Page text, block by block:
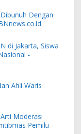
Dengan
di Jakarta, Siswa
-
Ahli Waris
Moderasi
Pemilu